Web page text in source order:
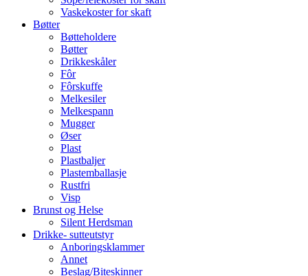
Vaskekoster for skaft
Bøtter
Bøtteholdere
Bøtter
Drikkeskåler
Fôr
Fôrskuffe
Melkesiler
Melkespann
Mugger
Øser
Plast
Plastbaljer
Plastemballasje
Rustfri
Visp
Brunst og Helse
Silent Herdsman
Drikke- sutteutstyr
Anboringsklammer
Annet
Beslag/Biteskinner